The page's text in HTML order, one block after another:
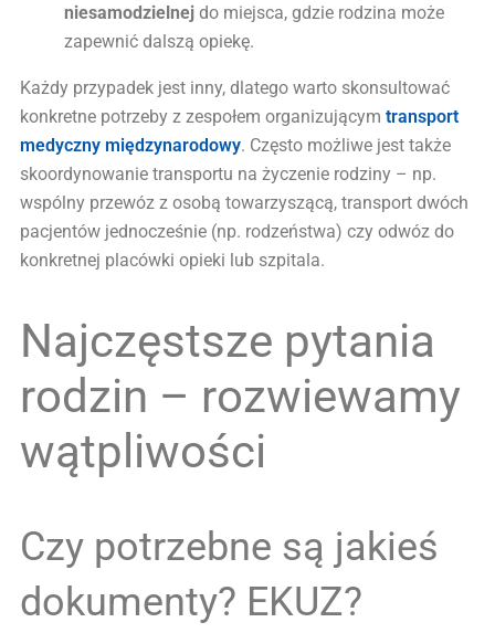
niesamodzielnej do miejsca, gdzie rodzina może
zapewnić dalszą opiekę.
Każdy przypadek jest inny, dlatego warto skonsultować
konkretne potrzeby z zespołem organizującym transport
medyczny międzynarodowy. Często możliwe jest także
skoordynowanie transportu na życzenie rodziny – np.
wspólny przewóz z osobą towarzyszącą, transport dwóch
pacjentów jednocześnie (np. rodzeństwa) czy odwóz do
konkretnej placówki opieki lub szpitala.
Najczęstsze pytania
rodzin – rozwiewamy
wątpliwości
Czy potrzebne są jakieś
dokumenty? EKUZ?